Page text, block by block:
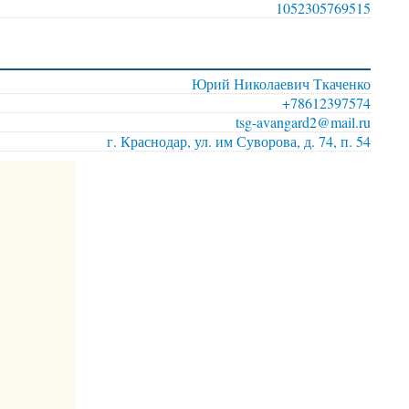
1052305769515
Юрий Николаевич Ткаченко
+78612397574
tsg-avangard2@mail.ru
г. Краснодар, ул. им Суворова, д. 74, п. 54